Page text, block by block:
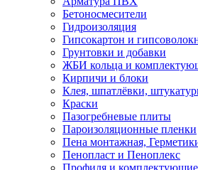
Бетоносмесители
Гидроизоляция
Гипсокартон и
Грунтовки и добавки
ЖБИ кольца и
Кирпичи и блоки
Клея, шпатлёвки,
Краски
Пазогребневые плиты
Пароизоляционные пленки
Пена монтажная,
Пенопласт и Пеноплекс